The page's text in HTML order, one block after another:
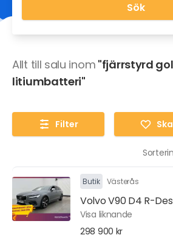
Sök
Allt till salu inom "fjärrstyrd
litiumbatteri"
Filter
Butik Västerås
Volvo V90 D4 R-
Visa liknande
298 900 kr